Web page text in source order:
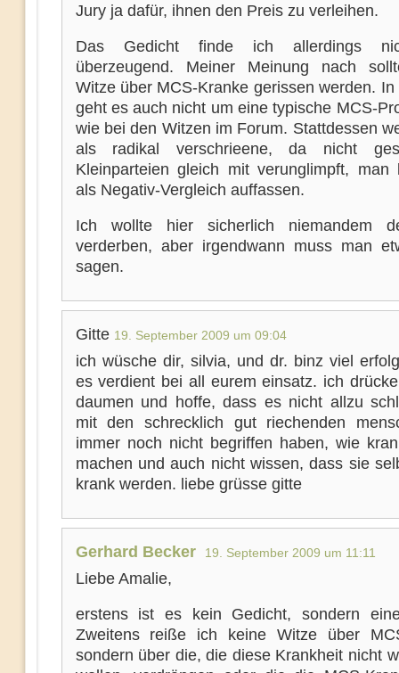
Jury ja dafür, ihnen den Preis zu verleihen.
Das Gedicht finde ich allerdings
überzeugend. Meiner Meinung nach
Witze über MCS-Kranke gerissen werden.
geht es auch nicht um eine typische MCS-
wie bei den Witzen im Forum. Stattdessen
als radikal verschrieene, da nicht
Kleinparteien gleich mit verunglimpft, man
als Negativ-Vergleich auffassen.
Ich wollte hier sicherlich niemandem
verderben, aber irgendwann muss man
sagen.
Gitte 19. September 2009 um 09:04
ich wüsche dir, silvia, und dr. binz viel
es verdient bei all eurem einsatz. ich
daumen und hoffe, dass es nicht allzu
mit den schrecklich gut riechenden
immer noch nicht begriffen haben, wie
machen und auch nicht wissen, dass sie
krank werden. liebe grüsse gitte
Gerhard Becker 19. September 2009 um 11:11
Liebe Amalie,
erstens ist es kein Gedicht, sondern
Zweitens reiße ich keine Witze über
sondern über die, die diese Krankheit nicht